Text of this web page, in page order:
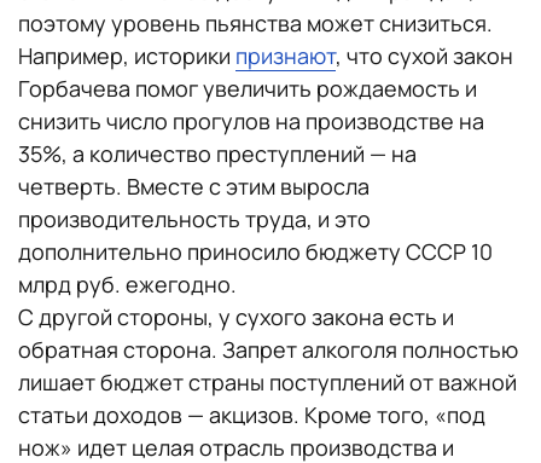
поэтому уровень пьянства может снизиться.
Например, историки признают, что сухой закон
Горбачева помог увеличить рождаемость и
снизить число прогулов на производстве на
35%, а количество преступлений — на
четверть. Вместе с этим выросла
производительность труда, и это
дополнительно приносило бюджету СССР 10
млрд руб. ежегодно.
С другой стороны, у сухого закона есть и
обратная сторона. Запрет алкоголя полностью
лишает бюджет страны поступлений от важной
статьи доходов — акцизов. Кроме того, «под
нож» идет целая отрасль производства и